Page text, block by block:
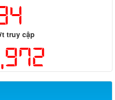
truy cập